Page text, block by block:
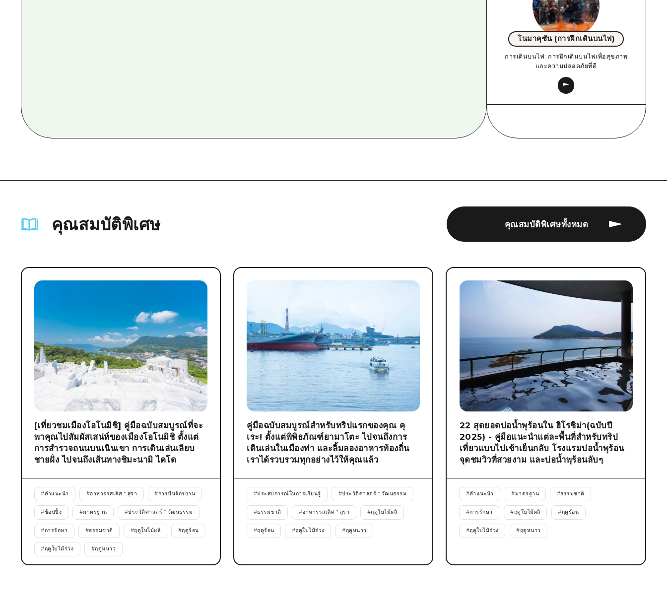
โนมาคุซัน (การฝึกเดินบนไฟ)
การเดินบนไฟ: การฝึกเดินบนไฟเพื่อสุขภาพ
และความปลอดภัยที่ดี
คุณสมบัติพิเศษ คุณสมบัติพิเศษทั้งหมด
[เที่ยวชมเมืองโอโนมิชิ] คู่มือฉบับสมบูรณ์ที่จะ
พาคุณไปสัมผัสเสน่ห์ของเมืองโอโนมิชิ ตั้งแต่
การสำรวจถนนบนเนินเขา การเดินเล่นเลียบ
ชายฝั่ง ไปจนถึงเส้นทางชิมะนามิ ไคโด
#คำแนะนำ #อาหารรสเลิศ * สุรา #การปั่นจักรยาน
#ช้อปปิ้ง #มาตรฐาน #ประวัติศาสตร์ * วัฒนธรรม
#การรักษา #ธรรมชาติ #ฤดูใบไม้ผลิ #ฤดูร้อน
#ฤดูใบไม้ร่วง #ฤดูหนาว
คู่มือฉบับสมบูรณ์สำหรับทริปแรกของคุณ คุ
เระ! ตั้งแต่พิพิธภัณฑ์ยามาโตะ ไปจนถึงการ
เดินเล่นในเมืองท่า และลิ้มลองอาหารท้องถิ่น
เราได้รวบรวมทุกอย่างไว้ให้คุณแล้ว
#ประสบการณ์ในการเรียนรู้ #ประวัติศาสตร์ * วัฒนธรรม
#ธรรมชาติ #อาหารรสเลิศ * สุรา #ฤดูใบไม้ผลิ
#ฤดูร้อน #ฤดูใบไม้ร่วง #ฤดูหนาว
22 สุดยอดบ่อน้ำพุร้อนใน ฮิโรชิม่า(ฉบับปี
2025) - คู่มือแนะนำแต่ละพื้นที่สำหรับทริป
เที่ยวแบบไปเช้าเย็นกลับ โรงแรมบ่อน้ำพุร้อน
จุดชมวิวที่สวยงาม และบ่อน้ำพุร้อนลับๆ
#คำแนะนำ #มาตรฐาน #ธรรมชาติ
#การรักษา #ฤดูใบไม้ผลิ #ฤดูร้อน
#ฤดูใบไม้ร่วง #ฤดูหนาว